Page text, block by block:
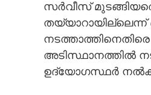
സർവീസ്
അടിസ്ഥാനത്തിൽ
ഉദ്യോഗസ്ഥർ